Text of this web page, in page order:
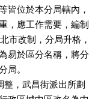
皆位於本分局轄內，
，應工作需要，編制
市改制，分局升格，
易於區分名稱，將分
局。
，武昌街派出所劃